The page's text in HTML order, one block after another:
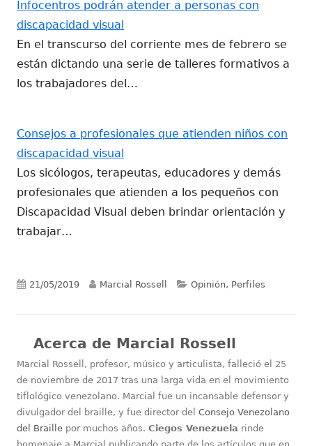
Infocentros podrán atender a personas con
discapacidad visual
En el transcurso del corriente mes de febrero se
están dictando una serie de talleres formativos a
los trabajadores del…
Consejos a profesionales que atienden niños con
discapacidad visual
Los sicólogos, terapeutas, educadores y demás
profesionales que atienden a los pequeños con
Discapacidad Visual deben brindar orientación y
trabajar…
Publicado
21/05/2019 Autor
Marcial Rossell Categorías
Opinión, Perfiles
Acerca de Marcial Rossell
Marcial Rossell, profesor, músico y articulista, falleció el 25
de noviembre de 2017 tras una larga vida en el movimiento
tiflológico venezolano. Marcial fue un incansable defensor y
divulgador del braille, y fue director del Consejo Venezolano
del Braille por muchos años. Ciegos Venezuela rinde